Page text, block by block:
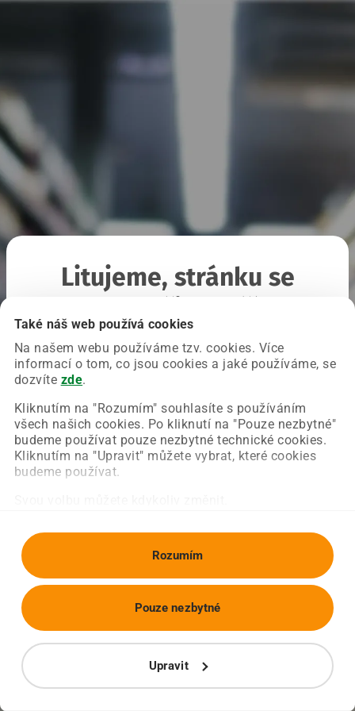
Také náš web používá cookies
Na našem webu používáme tzv. cookies. Více
informací o tom, co jsou cookies a jaké používáme, se
dozvíte zde.
Kliknutím na "Rozumím" souhlasíte s používáním
všech našich cookies. Po kliknutí na "Pouze nezbytné"
budeme používat pouze nezbytné technické cookies.
Kliknutím na "Upravit" můžete vybrat, které cookies
budeme používat.
Rozumím
Upravit
Pouze nezbytné
Litujeme, stránku se
Chyba nastala na naší straně a už ji opravujeme.
Zkuste prosím znovu načíst požadovanou stránku.
Obnovit stránku Úvodní strana